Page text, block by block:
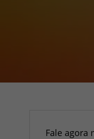
Fale agora